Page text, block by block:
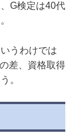
G検定は40代
うわけでは
差、資格取得
。